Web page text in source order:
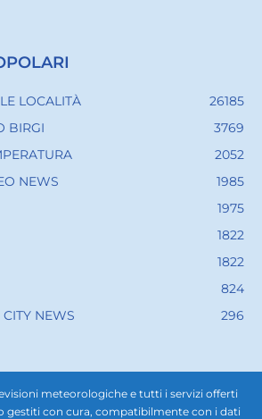
LOCALITÀ
26185
BIRGI
3769
2052
NEWS
1985
1975
1822
1822
824
NEWS
296
meteorologiche e tutti i servizi offerti
gestiti con cura, compatibilmente con i dati